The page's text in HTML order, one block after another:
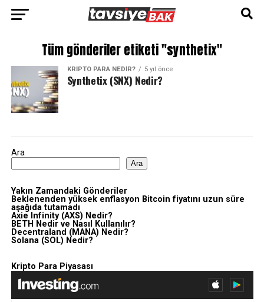
Tüm gönderiler etiketi "synthetix"
KRIPTO PARA NEDIR? 5 yıl önce
Synthetix (SNX) Nedir?
Ara
Ara
Yakın Zamandaki Gönderiler
Beklenenden yüksek enflasyon Bitcoin fiyatını uzun süre
aşağıda tutamadı
Axie Infinity (AXS) Nedir?
BETH Nedir ve Nasıl Kullanılır?
Decentraland (MANA) Nedir?
Solana (SOL) Nedir?
Kripto Para Piyasası